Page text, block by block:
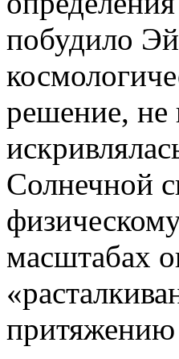
побудило
решение, не
Солнечной
масштабах
притяжению